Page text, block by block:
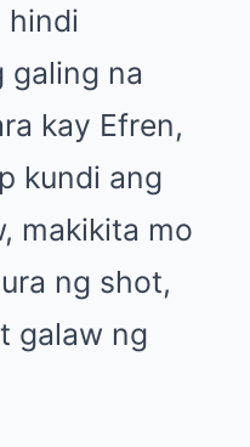
hindi
galing na
kay Efren,
kundi ang
makikita mo
ng shot,
galaw ng